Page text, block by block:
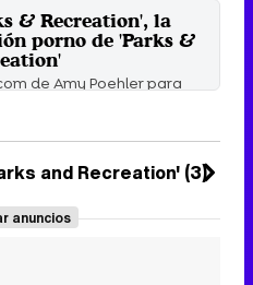
confiesa en una entrevista
Meyers que sus
no se tomaron muy
2014
& Recreation', la
porno de 'Parks &
de Amy Poehler para
2014
and Recreation' (3)
anuncios